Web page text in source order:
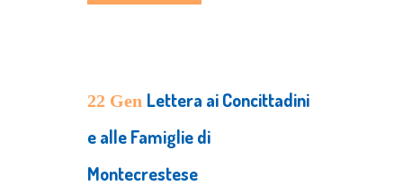
22 Gen Lettera ai Concittadini
e alle Famiglie di
Montecrestese